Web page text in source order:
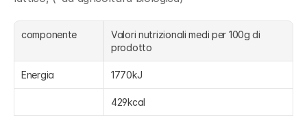
componente
Valori nutrizionali medi per 100g di
prodotto
Energia 1770kJ
429kcal